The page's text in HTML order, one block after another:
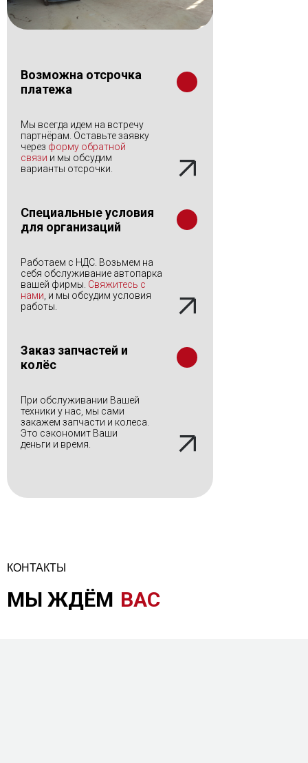
Возможна отсрочка
платежа
Мы всегда идем на встречу
партнёрам. Оставьте заявку
через форму обратной
связи и мы обсудим
варианты отсрочки.
Специальные условия
для организаций
Работаем с НДС. Возьмем на
себя обслуживание автопарка
вашей фирмы. Свяжитесь с
нами , и мы обсудим условия
работы.
Заказ запчастей и
колёс
При обслуживании Вашей
техники у нас, мы сами
закажем запчасти и колеса.
Это сэкономит Ваши
деньги и время.
КОНТАКТЫ
ВАС
МЫ ЖДЁМ